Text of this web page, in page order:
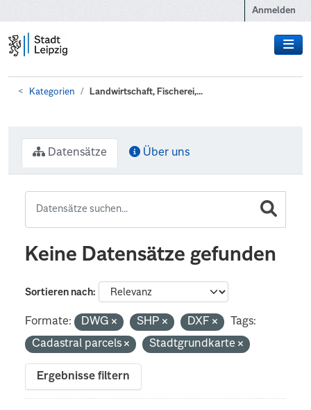
Anmelden
Kategorien Landwirtschaft, Fischerei,...
Datensätze Über uns
Keine Datensätze gefunden
Sortieren nach
Formate: DWG SHP DXF
Tags:
Cadastral parcels
Stadtgrundkarte
Ergebnisse filtern